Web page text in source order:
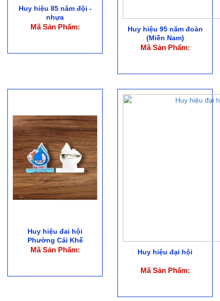
Huy hiệu 85 năm đội -
nhựa
Mã Sản Phẩm:
Huy hiệu 95 năm đoàn
(Miền Nam)
Mã Sản Phẩm:
Huy hiệu đai hội
Phường Cái Khế
Mã Sản Phẩm: Huy hiệu đại hội
Mã Sản Phẩm: